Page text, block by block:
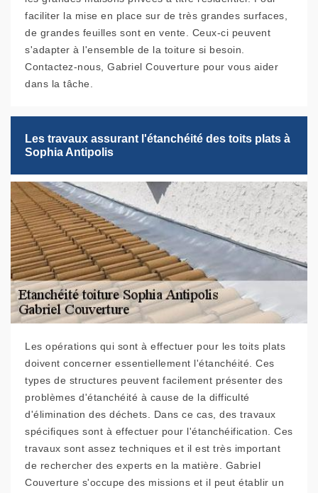
faciliter la mise en place sur de très grandes surfaces,
de grandes feuilles sont en vente. Ceux-ci peuvent
s'adapter à l'ensemble de la toiture si besoin.
Contactez-nous, Gabriel Couverture pour vous aider
dans la tâche.
Les travaux assurant l'étanchéité des toits plats à
Sophia Antipolis
Les opérations qui sont à effectuer pour les toits plats
doivent concerner essentiellement l'étanchéité. Ces
types de structures peuvent facilement présenter des
problèmes d'étanchéité à cause de la difficulté
d'élimination des déchets. Dans ce cas, des travaux
spécifiques sont à effectuer pour l'étanchéification. Ces
travaux sont assez techniques et il est très important
de rechercher des experts en la matière. Gabriel
Couverture s'occupe des missions et il peut établir un